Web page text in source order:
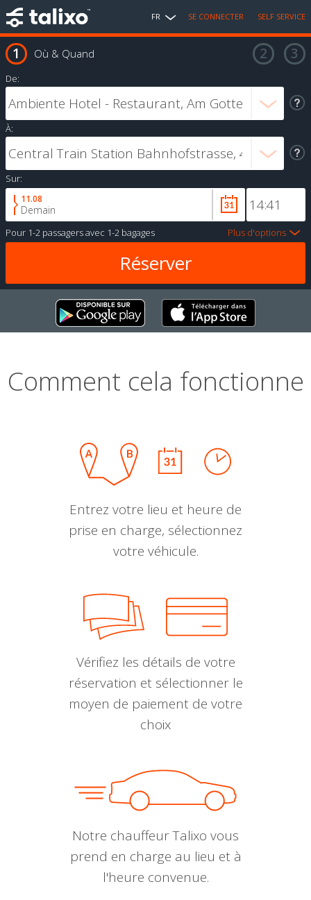
FR SE CONNECTER SELF SERVICE
Où & Quand
De:
À:
Sur:
11.08
Demain
Pour 1-2 passagersavec 1-2 bagages Plus d'options
Comment cela fonctionne
Entrez votre lieu et heure de
prise en charge, sélectionnez
votre véhicule.
Vérifiez les détails de votre
réservation et sélectionner le
moyen de paiement de votre
choix
Notre chauffeur Talixo vous
prend en charge au lieu et à
l'heure convenue.